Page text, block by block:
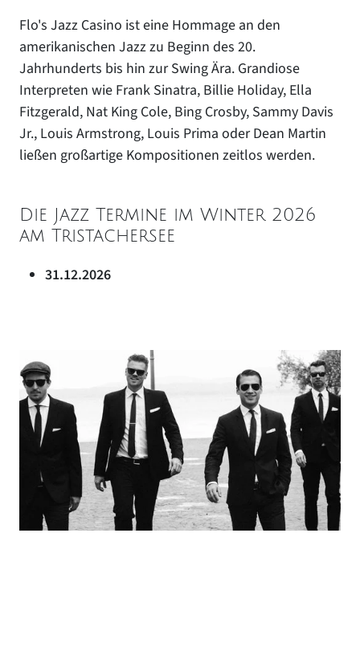
Flo's Jazz Casino ist eine Hommage an den
amerikanischen Jazz zu Beginn des 20.
Jahrhunderts bis hin zur Swing Ära. Grandiose
Interpreten wie Frank Sinatra, Billie Holiday, Ella
Fitzgerald, Nat King Cole, Bing Crosby, Sammy Davis
Jr., Louis Armstrong, Louis Prima oder Dean Martin
ließen großartige Kompositionen zeitlos werden.
Die Jazz Termine im Winter 2026
am Tristachersee
31.12.2026